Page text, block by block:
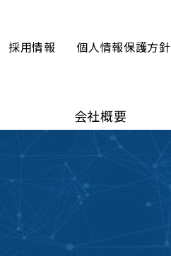
採用情報 個人情報保護方針
会社概要